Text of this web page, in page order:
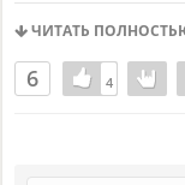
ЧИТАТЬ
6 4
4